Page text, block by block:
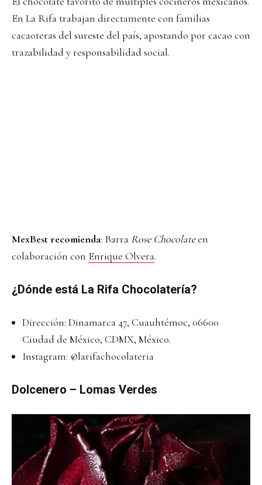
En La Rifa trabajan directamente con familias
cacaoteras del sureste del país, apostando por cacao con
trazabilidad y responsabilidad social.
MexBest recomienda: Barra Rose Chocolateen
colaboración con Enrique Olvera.
¿Dónde está La Rifa Chocolatería?
Dirección: Dinamarca 47, Cuauhtémoc, 06600
Ciudad de México, CDMX, México.
Instagram: @larifachocolateria
Dolcenero – Lomas Verdes